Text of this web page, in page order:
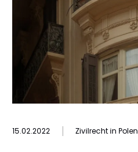
15.02.2022 | Zivilrecht in Polen